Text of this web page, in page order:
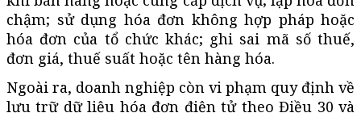
chậm; sử dụng hóa đơn không hợp pháp hoặc
hóa đơn của tổ chức khác; ghi sai mã số thuế,
đơn giá, thuế suất hoặc tên hàng hóa.
Ngoài ra, doanh nghiệp còn vi phạm quy định về
lưu trữ dữ liệu hóa đơn điện tử theo Điều 30 và